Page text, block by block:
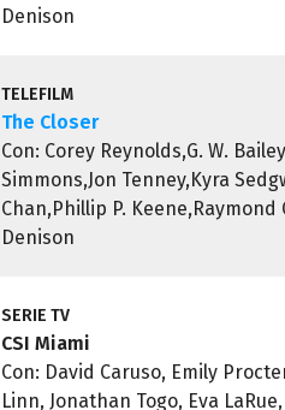
Denison
TELEFILM
The Closer
Con: Corey Reynolds,G. W.
Simmons,Jon Tenney,Kyra
Chan,Phillip P. Keene,Raymond
Denison
SERIE TV
CSI Miami
Con: David Caruso, Emily
Linn, Jonathan Togo, Eva